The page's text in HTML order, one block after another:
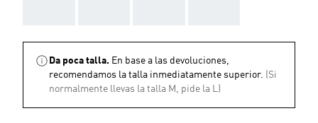
Da poca talla. En base a las devoluciones,
recomendamos la talla inmediatamente superior. (Si
normalmente llevas la talla M, pide la L)